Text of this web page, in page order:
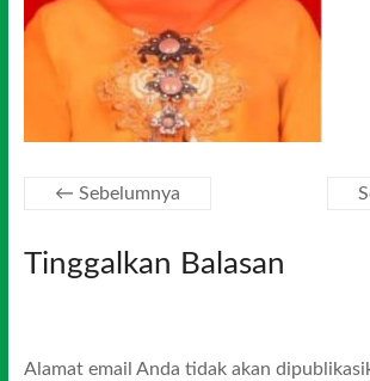
← Sebelumnya
Tinggalkan Balasan
Alamat email Anda tidak akan